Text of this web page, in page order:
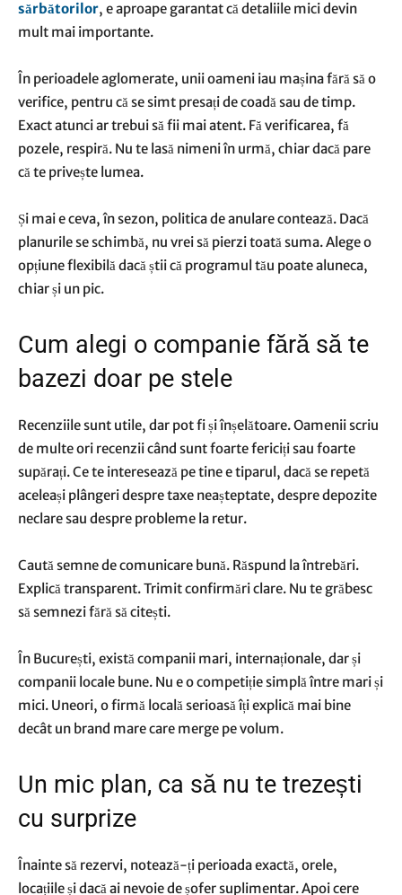
sărbătorilor, e aproape garantat că detaliile mici devin
mult mai importante.
În perioadele aglomerate, unii oameni iau mașina fără să o
verifice, pentru că se simt presați de coadă sau de timp.
Exact atunci ar trebui să fii mai atent. Fă verificarea, fă
pozele, respiră. Nu te lasă nimeni în urmă, chiar dacă pare
că te privește lumea.
Și mai e ceva, în sezon, politica de anulare contează. Dacă
planurile se schimbă, nu vrei să pierzi toată suma. Alege o
opțiune flexibilă dacă știi că programul tău poate aluneca,
chiar și un pic.
Cum alegi o companie fără să te
bazezi doar pe stele
Recenziile sunt utile, dar pot fi și înșelătoare. Oamenii scriu
de multe ori recenzii când sunt foarte fericiți sau foarte
supărați. Ce te interesează pe tine e tiparul, dacă se repetă
aceleași plângeri despre taxe neașteptate, despre depozite
neclare sau despre probleme la retur.
Caută semne de comunicare bună. Răspund la întrebări.
Explică transparent. Trimit confirmări clare. Nu te grăbesc
să semnezi fără să citești.
În București, există companii mari, internaționale, dar și
companii locale bune. Nu e o competiție simplă între mari și
mici. Uneori, o firmă locală serioasă îți explică mai bine
decât un brand mare care merge pe volum.
Un mic plan, ca să nu te trezești
cu surprize
Înainte să rezervi, notează-ți perioada exactă, orele,
locațiile și dacă ai nevoie de șofer suplimentar. Apoi cere